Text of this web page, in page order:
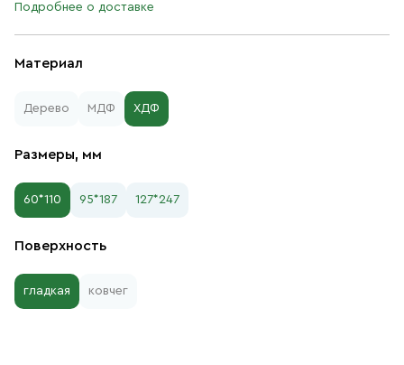
Материал
Дерево МДФ ХДФ
Размеры, мм
60*110 95*187 127*247
Поверхность
гладкая ковчег
Подробнее о доставке